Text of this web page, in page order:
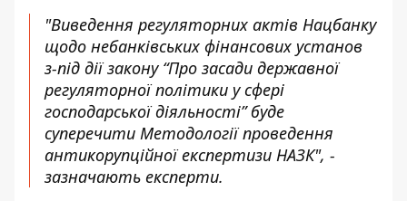
"Виведення регуляторних актів Нацбанку
щодо небанківських фінансових установ
з-під дії закону “Про засади державної
регуляторної політики у сфері
господарської діяльності” буде
суперечити Методології проведення
антикорупційної експертизи НАЗК", -
зазначають експерти.